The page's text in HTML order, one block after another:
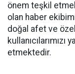
önem teşkil
olan haber
doğal afet ve
etmektedir.